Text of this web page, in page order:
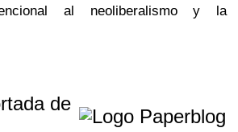
al neoliberalismo y la
de